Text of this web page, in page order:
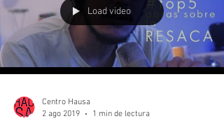
Load video
Centro Hausa
2 ago 2019
1 min de lectura